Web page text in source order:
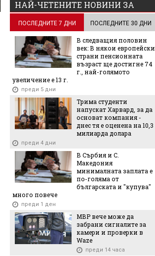
за година
преди 16 часа
Важна германска компания от
автомобилния сектор фалира
Веригата Minimart набра още €20 милиона
за разширяването си до 800 магазина
преди 17 часа
НАЙ-ЧЕТЕНИТЕ НОВИНИ ЗА
ПОСЛЕДНИТЕ 7 ДНИ ПОСЛЕДНИТЕ 30 ДНИ
В следващия половин
век: В някои европейски
страни пенсионната
възраст ще достигне 74
г., най-голямото
увеличение е 13 г.
преди 5 дни
Трима студенти
напускат Харвард, за да
основат компания -
днес тя е оценена на 10,3
милиарда долара
преди 4 дни
В Сърбия и С.
Македония
минималната заплата е
по-голяма от
българската и "купува"
много повече
преди 1 ден
МВР вече може да
забрани сигналите за
камери и проверки в
Waze
преди 14 часа